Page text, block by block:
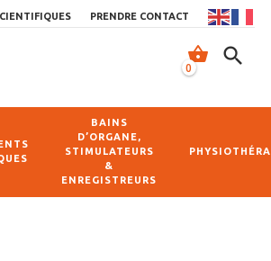
0
shopping_basket search
PRENDRE CONTACT
BAINS
D’ORGANE,
STIMULATEURS
&
ENREGISTREURS